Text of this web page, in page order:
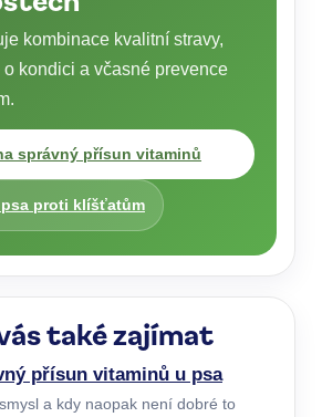
kombinace kvalitní stravy,
o kondici a včasné prevence
správný přísun vitaminů
proti klíšťatům
také zajímat
přísun vitaminů u psa
a kdy naopak není dobré to